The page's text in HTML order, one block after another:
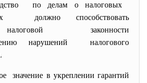
по делам о налоговых
должно способствовать
налоговой законности
нарушений налогового
значение в укреплении гарантий